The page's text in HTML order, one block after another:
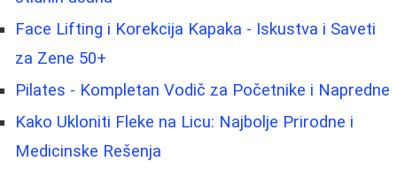
Face Lifting i Korekcija Kapaka - Iskustva i Saveti
za Zene 50+
Pilates - Kompletan Vodič za Početnike i Napredne
Kako Ukloniti Fleke na Licu: Najbolje Prirodne i
Medicinske Rešenja